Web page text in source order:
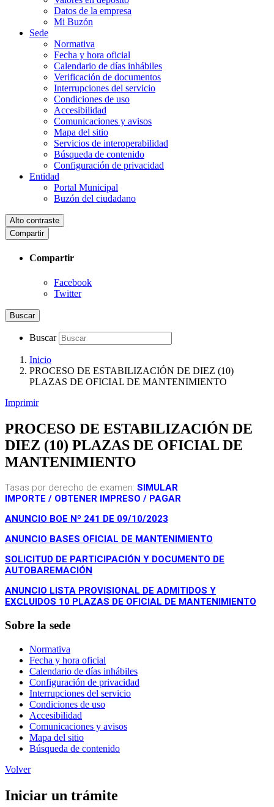
Datos de la empresa
Mi Buzón
Sede
Normativa
Fecha y hora oficial
Calendario de días inhábiles
Verificación de documentos
Interrupciones del servicio
Condiciones de uso
Accesibilidad
Comunicaciones y avisos
Mapa del sitio
Servicios de interoperabilidad
Búsqueda de contenido
Configuración de privacidad
Entidad
Portal Municipal
Buzón del ciudadano
Alto contraste
Compartir
Compartir
Facebook
Twitter
Buscar
Buscar
Inicio
PROCESO DE ESTABILIZACIÓN DE DIEZ (10)
PLAZAS DE OFICIAL DE MANTENIMIENTO
Imprimir
PROCESO DE ESTABILIZACIÓN DE
DIEZ (10) PLAZAS DE OFICIAL DE
MANTENIMIENTO
Tasas por derecho de examen: SIMULAR
IMPORTE / OBTENER IMPRESO / PAGAR
ANUNCIO BOE Nº 241 DE 09/10/2023
ANUNCIO BASES OFICIAL DE MANTENIMIENTO
SOLICITUD DE PARTICIPACIÓN Y DOCUMENTO DE
AUTOBAREMACIÓN
ANUNCIO LISTA PROVISIONAL DE ADMITIDOS Y
EXCLUIDOS 10 PLAZAS DE OFICIAL DE MANTENIMIENTO
Sobre la sede
Normativa
Fecha y hora oficial
Calendario de días inhábiles
Configuración de privacidad
Interrupciones del servicio
Condiciones de uso
Accesibilidad
Comunicaciones y avisos
Mapa del sitio
Búsqueda de contenido
Volver
Iniciar un trámite